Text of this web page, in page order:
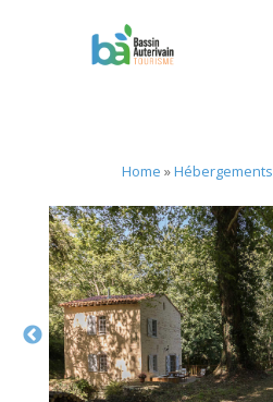
Home »Hébergements